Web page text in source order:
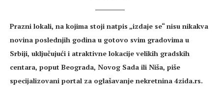
Prazni lokali, na kojima stoji natpis „izdaje se“ nisu nikakva
novina poslednjih godina u gotovo svim gradovima u
Srbiji, uključujući i atraktivne lokacije velikih gradskih
centara, poput Beograda, Novog Sada ili Niša, piše
specijalizovani portal za oglašavanje nekretnina 4zida.rs.